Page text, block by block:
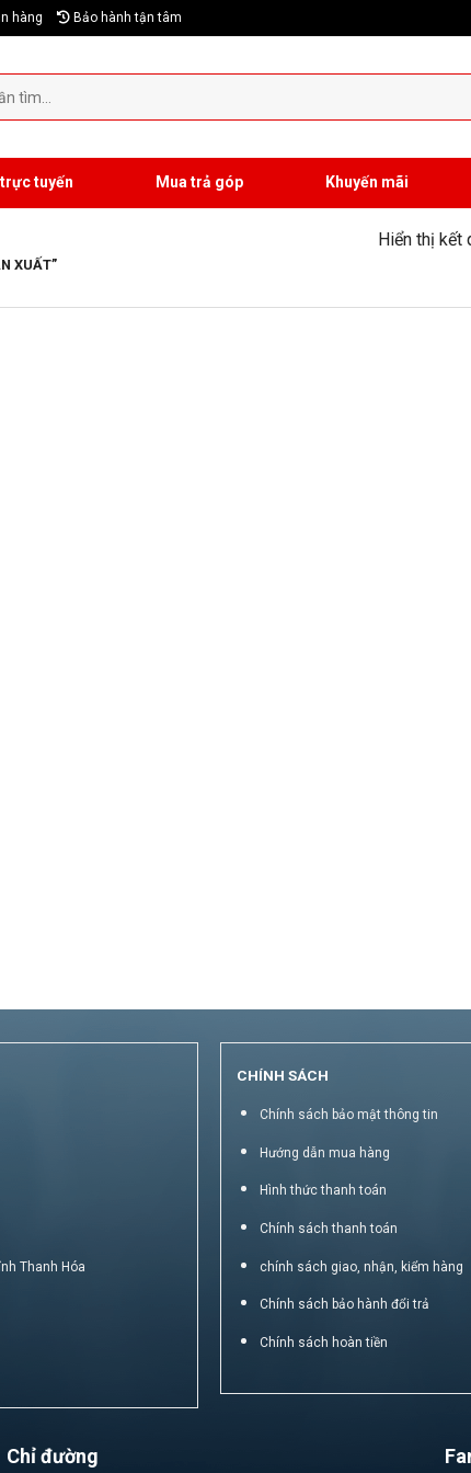
hàng Bảo hành tận tâm
tuyến Mua trả góp Khuyến mãi
XUẤT”
Hiển thị kết
Thanh Hóa
CHÍNH SÁCH
Chính sách bảo mật thông tin
Hướng dẫn mua hàng
Hình thức thanh toán
Chính sách thanh toán
chính sách giao, nhận, kiểm hàng
Chính sách bảo hành đổi trả
Chính sách hoàn tiền
Chỉ đường